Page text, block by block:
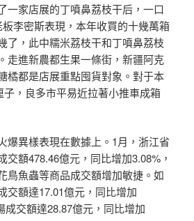
一家店展的丁噴鼻荔枝干后，一口
李密斯表現，本年收買的十幾萬箱
了，此中糯米荔枝干和丁噴鼻荔枝
走進新農都生果一條街，新疆阿克
橘都是店展重點囤貨對象。對于本
子，良多市平易近拉著小推車成箱
爆異樣表現在數據上。1月，浙江省
交額478.46億元，同比增加3.08%，
鳥魚蟲等商品成交額增加敏捷。如
交額達17.01億元，同比增加
成交額達28.87億元，同比增加